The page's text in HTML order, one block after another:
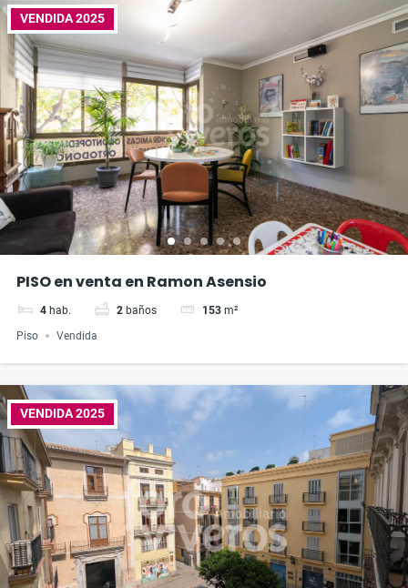
VENDIDA 2025
PISO en venta en Ramon Asensio
4 hab. 2 baños 153 m²
Piso Vendida
VENDIDA 2025